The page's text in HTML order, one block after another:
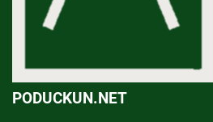
PODUCKUN.NET